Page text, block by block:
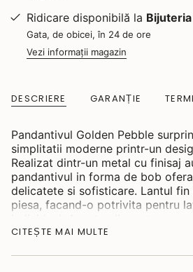
Ridicare disponibilă la
Gata, de obicei, în 24 de ore
Vezi informații magazin
DESCRIERE GARANȚIE
Pandantivul Golden Pebble
simplitatii moderne printr-un
Realizat dintr-un metal cu finisaj
pandantivul in forma de bob
delicatete si sofisticare. Lantul fin
piesa, facand-o potrivita pentru
care aduce un plus de rafinament
Material: argint placat cu aur
CITEȘTE MAI MULTE